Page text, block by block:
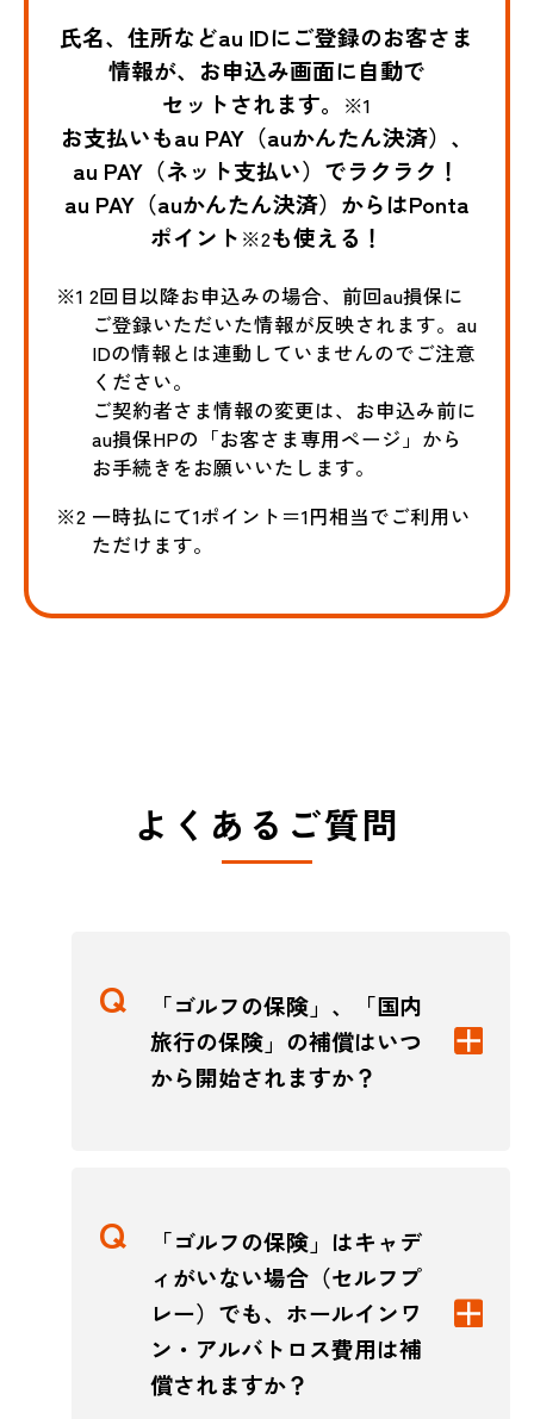
氏名、住所などau IDにご登録のお客さま
情報が、お申込み画面に自動で
セットされます。
※1
お支払いもau PAY（auかんたん決済）、
au PAY（ネット支払い）でラクラク！
au PAY（auかんたん決済）からはPonta
ポイント ※2も使える！
※1 2回目以降お申込みの場合、前回au損保に
ご登録いただいた情報が反映されます。au
IDの情報とは連動していませんのでご注意
ください。
ご契約者さま情報の変更は、お申込み前に
au損保HPの「お客さま専用ページ」から
お手続きをお願いいたします。
※2 一時払にて1ポイント＝1円相当でご利用い
ただけます。
よくあるご質問
「ゴルフの保険」、「国内
旅行の保険」の補償はいつ
から開始されますか？
「ゴルフの保険」はキャデ
ィがいない場合（セルフプ
レー）でも、ホールインワ
ン・アルバトロス費用は補
償されますか？